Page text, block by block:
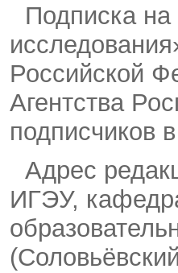
Подписка
Российской
Агентства
подписчиков
Адрес
ИГЭУ,